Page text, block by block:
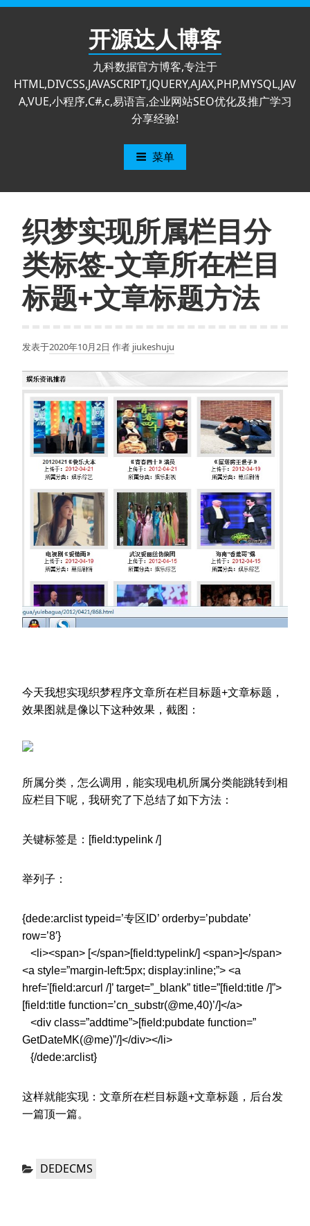
跳
开源达人博客
九科数据官方博客,专注于
HTML,DIVCSS,JAVASCRIPT,JQUERY,AJAX,PHP,MYSQL,JAV
A,VUE,小程序,C#,c,易语言,企业网站SEO优化及推广学习
分享经验!
菜单
织梦实现所属栏目分
类标签-文章所在栏目
标题+文章标题方法
发表于2020年10月2日 作者 jiukeshuju
今天我想实现织梦程序文章所在栏目标题+文章标题，
效果图就是像以下这种效果，截图：
所属分类，怎么调用，能实现电机所属分类能跳转到相
应栏目下呢，我研究了下总结了如下方法：
关键标签是：[field:typelink /]
举列子：
{dede:arclist typeid=’专区ID’ orderby=’pubdate’
row=’8′}
<li><span> [</span>[field:typelink/] <span>]</span>
<a style=”margin-left:5px; display:inline;”> <a
href='[field:arcurl /]’ target=”_blank” title=”[field:title /]”>
[field:title function=’cn_substr(@me,40)’/]</a>
<div class=”addtime”>[field:pubdate function=”
GetDateMK(@me)”/]</div></li>
{/dede:arclist}
这样就能实现：文章所在栏目标题+文章标题，后台发
一篇顶一篇。
分
DEDECMS